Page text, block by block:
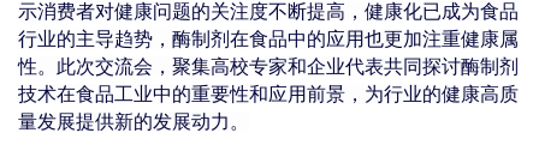
示消费者对健康问题的关注度不断提高，健康化已成为食品
行业的主导趋势，酶制剂在食品中的应用也更加注重健康属
性。 此次交流会，聚集高校专家和企业代表共同探讨酶制剂
技术在食品工业中的重要性和应用前景，为行业的健康高质
量发展提供新的发展动力。